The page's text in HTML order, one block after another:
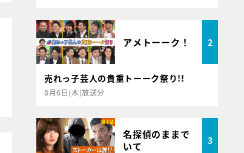
アメトーーク！ 2
売れっ子芸人の貴重トーーク祭り!!
8月6日(木)放送分
名探偵のままで
いて
3